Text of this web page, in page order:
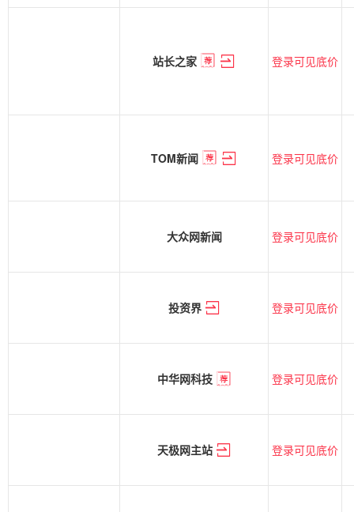
站长之家 登录可见底价
TOM新闻 登录可见底价
大众网新闻 登录可见底价
投资界 登录可见底价
中华网科技 登录可见底价
天极网主站 登录可见底价